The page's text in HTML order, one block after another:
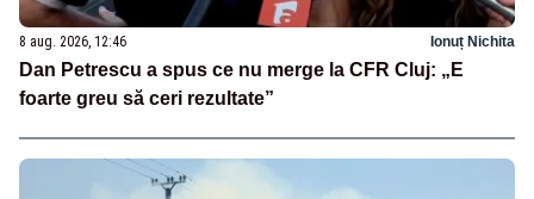
8 aug. 2026, 12:46 Ionuț Nichita
Dan Petrescu a spus ce nu merge la CFR Cluj: „E
foarte greu să ceri rezultate”